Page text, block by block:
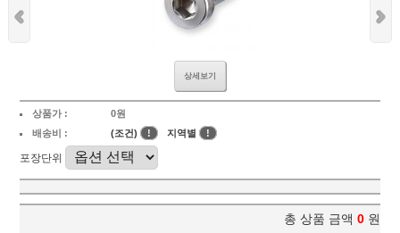
상세보기
상품가 :
0원
배송비 :
(조건) ! 지역별 !
포장단위
총 상품 금액 0 원